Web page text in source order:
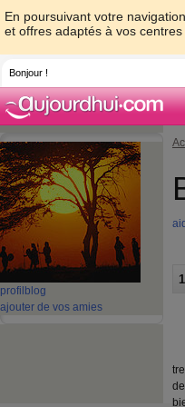
En poursuivant votre
et offres adaptés à vos centres
Bonjour !
profil blog
ajouter de vos amies